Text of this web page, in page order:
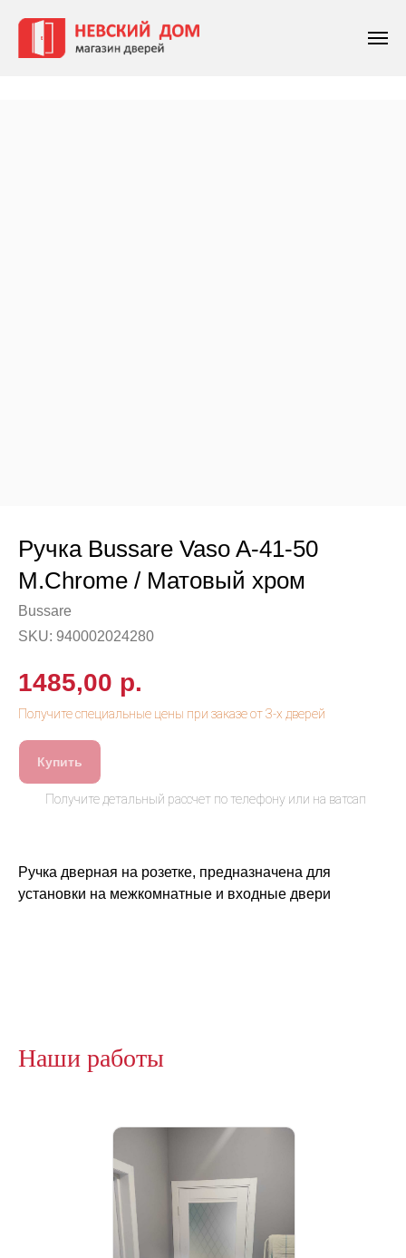
Ручка Bussare Vaso A-41-50
M.Chrome / Матовый хром
Bussare
SKU: 940002024280
1485,00 р.
Купить
Ручка дверная на розетке, предназначена для
установки на межкомнатные и входные двери
Наши работы